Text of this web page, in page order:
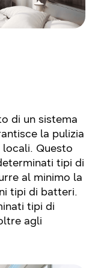
di un sistema
la pulizia
locali. Questo
tipi di
al minimo la
tipi di batteri.
tipi di
agli